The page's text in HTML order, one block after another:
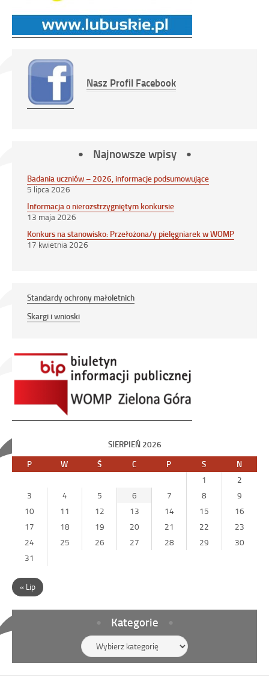
Nasz Profil Facebook
Najnowsze wpisy
Badania uczniów – 2026, informacje podsumowujące
5 lipca 2026
Informacja o nierozstrzygniętym konkursie
13 maja 2026
Konkurs na stanowisko: Przełożona/y pielęgniarek w WOMP
17 kwietnia 2026
Standardy ochrony małoletnich
Skargi i wnioski
SIERPIEŃ 2026
P
W Ś C P S N
« Lip
1
2
3
4 5 6 7 8
9
10
11 12 13 14 15
16
17
18 19 20 21 22
23
24
25 26 27 28 29
30
31
Kategorie